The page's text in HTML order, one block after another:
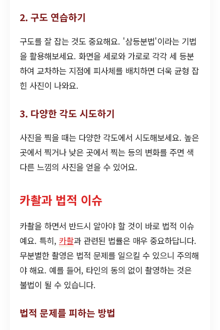
2. 구도 연습하기
구도를 잘 잡는 것도 중요해요. '삼등분법'이라는 기법
을 활용해보세요. 화면을 세로와 가로로 각각 세 등분
하여 교차하는 지점에 피사체를 배치하면 더욱 균형 잡
힌 사진이 나와요.
3. 다양한 각도 시도하기
사진을 찍을 때는 다양한 각도에서 시도해보세요. 높은
곳에서 찍거나 낮은 곳에서 찍는 등의 변화를 주면 색
다른 느낌의 사진을 얻을 수 있어요.
카촬과 법적 이슈
카촬을 하면서 반드시 알아야 할 것이 바로 법적 이슈
예요. 특히, 카촬과 관련된 법률은 매우 중요하답니다.
무분별한 촬영은 법적 문제를 일으킬 수 있으니 주의해
야 해요. 예를 들어, 타인의 동의 없이 촬영하는 것은
불법이 될 수 있습니다.
법적 문제를 피하는 방법